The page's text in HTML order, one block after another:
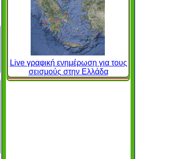
Live γραφική ενημέρωση για τους
σεισμούς στην Ελλάδα